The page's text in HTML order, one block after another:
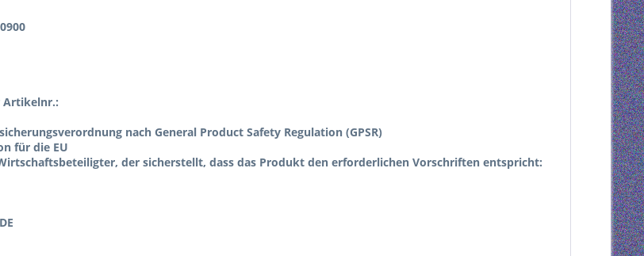
Artikelnr.:
nach General Product Safety Regulation (GPSR)
für die EU
der sicherstellt, dass das Produkt den erforderlichen Vorschriften entspricht: